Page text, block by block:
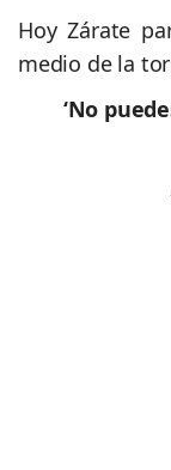
Hoy Zárate
medio de la
‘No